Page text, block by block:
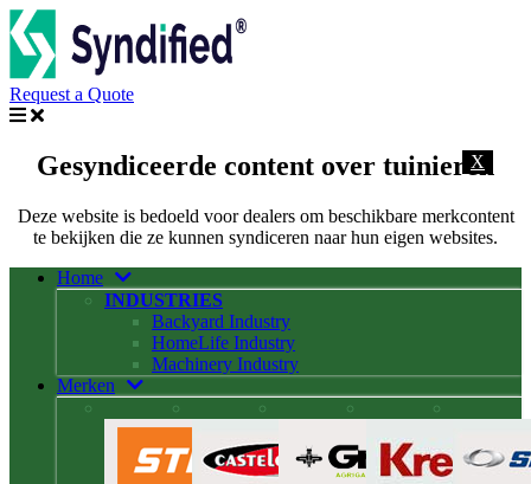
Request a Quote
X
Gesyndiceerde content over tuinieren
Deze website is bedoeld voor dealers om beschikbare merkcontent
te bekijken die ze kunnen syndiceren naar hun eigen websites.
Home
INDUSTRIES
Backyard Industry
HomeLife Industry
Machinery Industry
Merken